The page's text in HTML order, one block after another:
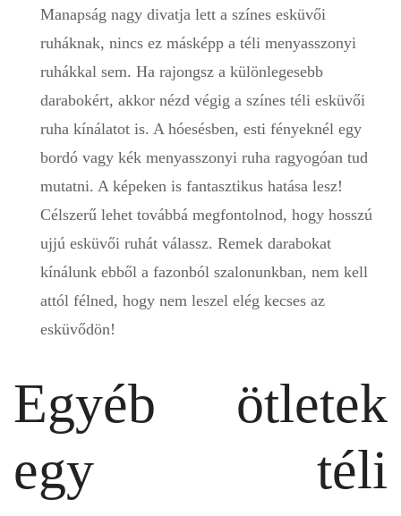
Manapság nagy divatja lett a színes esküvői
ruháknak, nincs ez másképp a téli menyasszonyi
ruhákkal sem. Ha rajongsz a különlegesebb
darabokért, akkor nézd végig a színes téli esküvői
ruha kínálatot is. A hóesésben, esti fényeknél egy
bordó vagy kék menyasszonyi ruha ragyogóan tud
mutatni. A képeken is fantasztikus hatása lesz!
Célszerű lehet továbbá megfontolnod, hogy hosszú
ujjú esküvői ruhát válassz. Remek darabokat
kínálunk ebből a fazonból szalonunkban, nem kell
attól félned, hogy nem leszel elég kecses az
esküvődön!
Egyéb ötletek
egy téli